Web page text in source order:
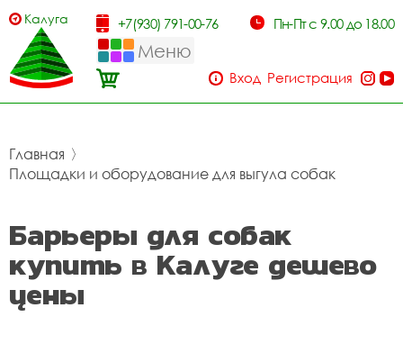
Калуга +7(930) 791-00-76 Пн-Пт с 9.00 до 18.00
Меню
Вход Регистрация
Главная 〉
Площадки и оборудование для выгула собак
Барьеры для собак
купить в Калуге дешево
цены